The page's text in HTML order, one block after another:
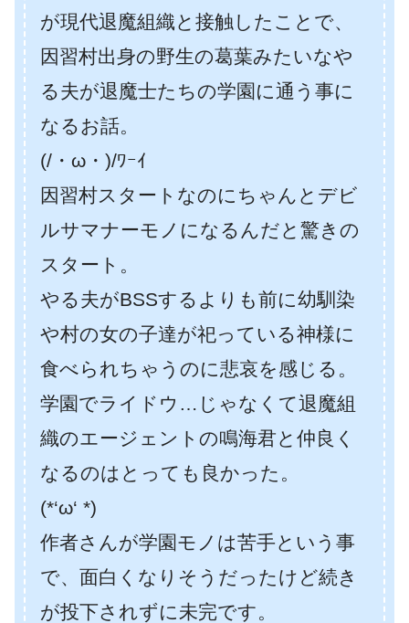
が現代退魔組織と接触したことで、
因習村出身の野生の葛葉みたいなや
る夫が退魔士たちの学園に通う事に
なるお話。
(/・ω・)/ﾜｰｲ
因習村スタートなのにちゃんとデビ
ルサマナーモノになるんだと驚きの
スタート。
やる夫がBSSするよりも前に幼馴染
や村の女の子達が祀っている神様に
食べられちゃうのに悲哀を感じる。
学園でライドウ…じゃなくて退魔組
織のエージェントの鳴海君と仲良く
なるのはとっても良かった。
(*‘ω‘ *)
作者さんが学園モノは苦手という事
で、面白くなりそうだったけど続き
が投下されずに未完です。